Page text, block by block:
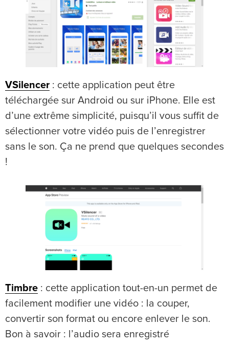
VSilencer : cette application peut être
téléchargée sur Android ou sur iPhone. Elle est
d’une extrême simplicité, puisqu’il vous suffit de
sélectionner votre vidéo puis de l’enregistrer
sans le son. Ça ne prend que quelques secondes
!
Timbre : cette application tout-en-un permet de
facilement modifier une vidéo : la couper,
convertir son format ou encore enlever le son.
Bon à savoir : l’audio sera enregistré